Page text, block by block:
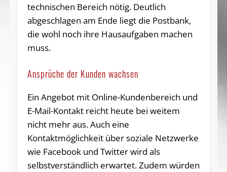
technischen Bereich nötig. Deutlich
abgeschlagen am Ende liegt die Postbank,
die wohl noch ihre Hausaufgaben machen
muss.
Ansprüche der Kunden wachsen
Ein Angebot mit Online-Kundenbereich und
E-Mail-Kontakt reicht heute bei weitem
nicht mehr aus. Auch eine
Kontaktmöglichkeit über soziale Netzwerke
wie Facebook und Twitter wird als
selbstverständlich erwartet. Zudem würden